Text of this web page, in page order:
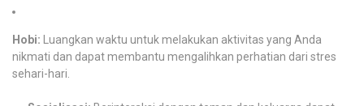
Hobi: Luangkan waktu untuk melakukan aktivitas yang Anda
nikmati dan dapat membantu mengalihkan perhatian dari stres
sehari-hari.